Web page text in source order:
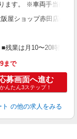
ます。 ※車両手当
屋ショップ赤田店(富
業は月10〜20時間(残
まで
募画面へ進む
かんたん3ステップ！
の他の求人をみる